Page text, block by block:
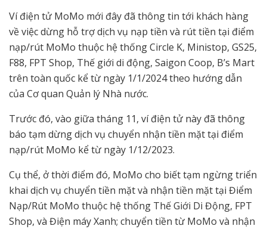
Ví điện tử MoMo mới đây đã thông tin tới khách hàng
về việc dừng hỗ trợ dịch vụ nạp tiền và rút tiền tại điểm
nạp/rút MoMo thuộc hệ thống Circle K, Ministop, GS25,
F88, FPT Shop, Thế giới di động, Saigon Coop, B’s Mart
trên toàn quốc kể từ ngày 1/1/2024 theo hướng dẫn
của Cơ quan Quản lý Nhà nước.
Trước đó, vào giữa tháng 11, ví điện tử này đã thông
báo tạm dừng dịch vụ chuyển nhận tiền mặt tại điểm
nạp/rút MoMo kể từ ngày 1/12/2023.
Cụ thể, ở thời điểm đó, MoMo cho biết tạm ngừng triển
khai dịch vụ chuyển tiền mặt và nhận tiền mặt tại Điểm
Nạp/Rút MoMo thuộc hệ thống Thế Giới Di Động, FPT
Shop, và Điện máy Xanh; chuyển tiền từ MoMo và nhận